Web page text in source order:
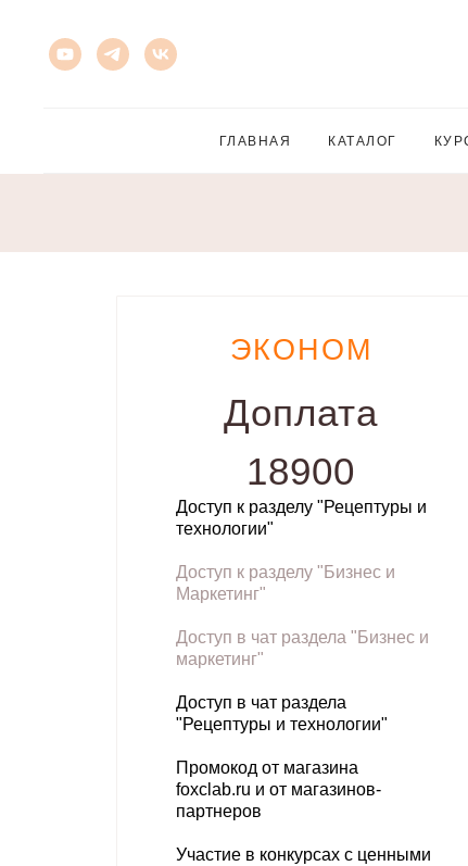
ГЛАВНАЯ КАТАЛОГ
ЭКОНОМ
Доплата
18900
Доступ к разделу "Рецептуры и
технологии"
Доступ к разделу "Бизнес и
Маркетинг"
Доступ в чат раздела "Бизнес и
маркетинг"
Доступ в чат раздела
"Рецептуры и технологии"
Промокод от магазина
foxclab.ru и от магазинов-
партнеров
Участие в конкурсах с ценными